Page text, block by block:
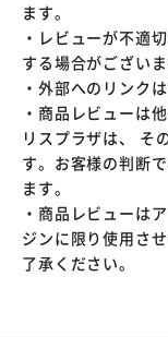
ます。
・レビューが不適
する場合がございま
・外部へのリンク
・商品レビューは
リスプラザは、 そ
す。お客様の判断
ます。
・商品レビューは
ジンに限り使用さ
了承ください。